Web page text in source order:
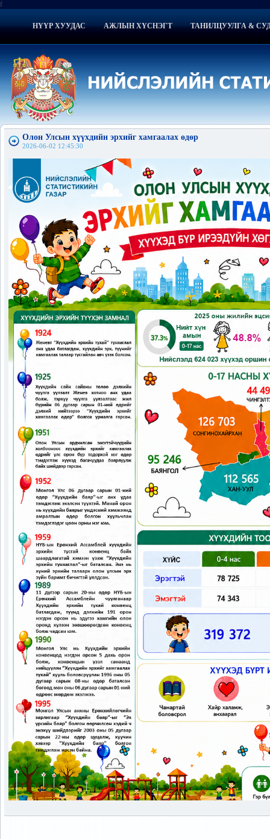
f
НҮҮР ХУУДАС АЖЛЫН ХҮСНЭГТ ТАНИЛЦУУЛГА &
Олон Улсын хүүхдийн эрхийг хамгаалах өдөр
2026-06-02 12:45:30